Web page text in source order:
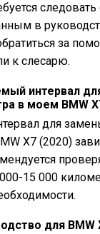
в
за
к слесарю.
интервал
в моем BMW
для
X7 (2020)
15 000
для BMW